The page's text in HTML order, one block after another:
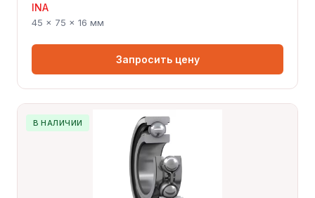
INA
45 × 75 × 16 мм
Запросить цену
В НАЛИЧИИ